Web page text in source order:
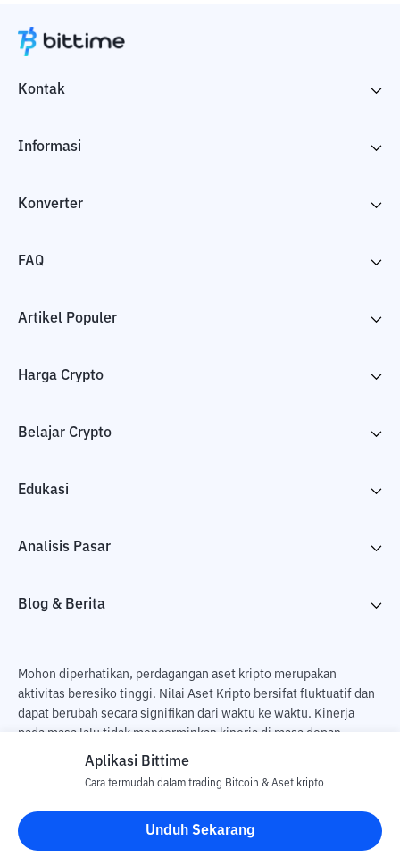
Kontak
Informasi
Konverter
FAQ
Artikel Populer
Harga Crypto
Belajar Crypto
Edukasi
Analisis Pasar
Blog & Berita
Mohon diperhatikan, perdagangan aset kripto merupakan
aktivitas beresiko tinggi. Nilai Aset Kripto bersifat fluktuatif dan
dapat berubah secara signifikan dari waktu ke waktu. Kinerja
pada masa lalu tidak mencerminkan kinerja di masa depan.
Terdapat risiko kehilangan sebagai dampak dari membeli dan
pengguna. PT Utama Aset Digital Indonesia (Bittime) tidak
bertanggung jawab atas perubahan fluktuasi dari nilai tukar Aset
Kripto.
Aplikasi Bittime
Cara termudah dalam trading Bitcoin & Aset kripto
Unduh Sekarang